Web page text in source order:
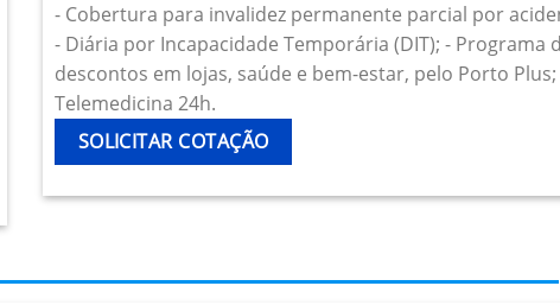
- Cobertura para invalidez permanente parcial por
- Diária por Incapacidade Temporária (DIT); - Programa
descontos em lojas, saúde e bem-estar, pelo Porto Plus;
Telemedicina 24h.
SOLICITAR COTAÇÃO